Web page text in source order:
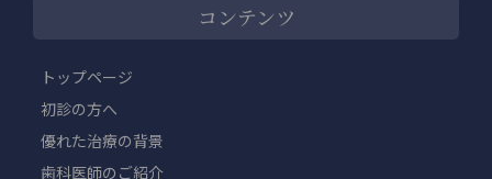
コンテンツ
トップページ
初診の方へ
優れた治療の背景
歯科医師のご紹介